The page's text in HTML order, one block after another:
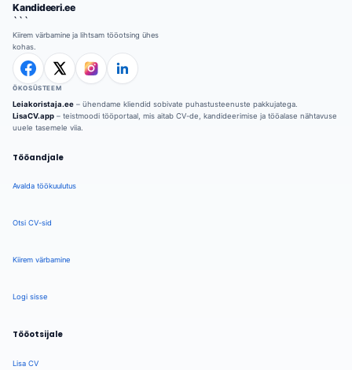
Kandideeri.ee
```
Kiirem värbamine ja lihtsam tööotsing ühes
kohas.
ÖKOSÜSTEEM
Leiakoristaja.ee – ühendame kliendid sobivate puhastusteenuste pakkujatega.
LisaCV.app – teistmoodi tööportaal, mis aitab CV-de, kandideerimise ja tööalase nähtavuse
uuele tasemele viia.
Tööandjale
Avalda töökuulutus
Otsi CV-sid
Kiirem värbamine
Logi sisse
Tööotsijale
Lisa CV